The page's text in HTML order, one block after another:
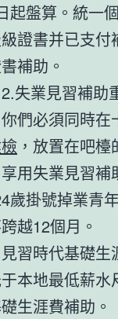
起盤算。統一
證書并已支
補助。
2.失業見習補助
們必須同時在
，放置在吧檯
享用失業見習補
歲掛號掉業青
越12個月。
見習時代基礎
本地最低薪
生涯費補助。